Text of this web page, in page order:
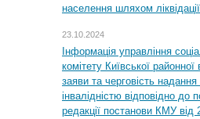
населення шляхом ліквідації
23.10.2024
Інформація управління
комітету Київської
заяви та черговість надання
інвалідністю відповідно
редакції постанови КМУ